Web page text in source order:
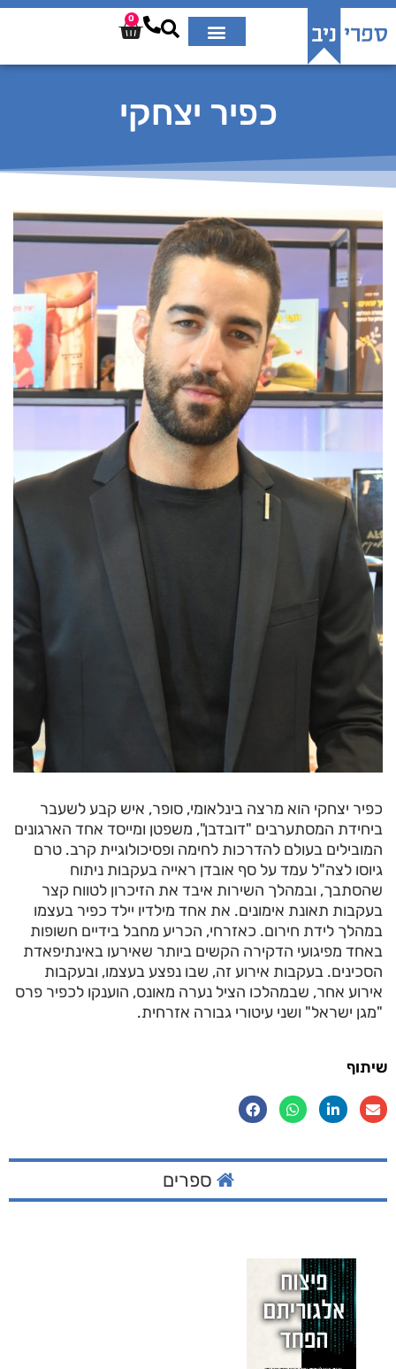
0
כפיר יצחקי
כפיר יצחקי הוא מרצה בינלאומי, סופר, איש קבע לשעבר
ביחידת המסתערבים "דובדבן", משפטן ומייסד אחד הארגונים
המובילים בעולם להדרכות לחימה ופסיכולוגיית קרב. טרם
גיוסו לצה"ל עמד על סף אובדן ראייה בעקבות ניתוח
שהסתבך, ובמהלך השירות איבד את הזיכרון לטווח קצר
בעקבות תאונת אימונים. את אחד מילדיו יילד כפיר בעצמו
במהלך לידת חירום. כאזרחי, הכריע מחבל בידיים חשופות
באחד מפיגועי הדקירה הקשים ביותר שאירעו באינתיפאדת
הסכינים. בעקבות אירוע זה, שבו נפצע בעצמו, ובעקבות
אירוע אחר, שבמהלכו הציל נערה מאונס, הוענקו לכפיר פרס
"מגן ישראל" ושני עיטורי גבורה אזרחית.
שיתוף
ספרים